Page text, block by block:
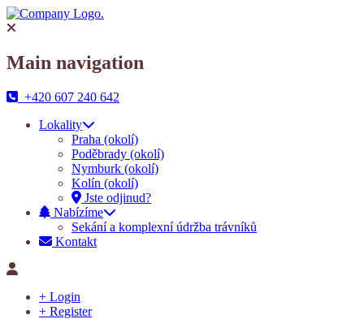
Main navigation
+420 607 240 642
Lokality
Praha (okolí)
Poděbrady (okolí)
Nymburk (okolí)
Kolín (okolí)
Jste odjinud?
Nabízíme
Sekání a komplexní údržba trávníků
Kontakt
+ Login
+ Register